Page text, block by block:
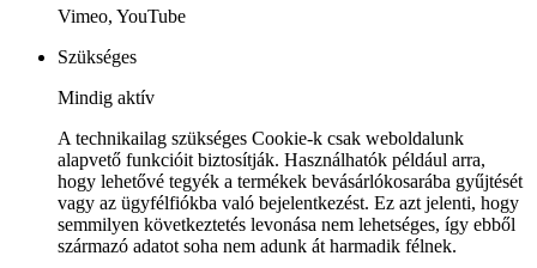
Vimeo, YouTube
Szükséges
Mindig aktív
A technikailag szükséges Cookie-k csak weboldalunk
alapvető funkcióit biztosítják. Használhatók például arra,
hogy lehetővé tegyék a termékek bevásárlókosarába gyűjtését
vagy az ügyfélfiókba való bejelentkezést. Ez azt jelenti, hogy
semmilyen következtetés levonása nem lehetséges, így ebből
származó adatot soha nem adunk át harmadik félnek.